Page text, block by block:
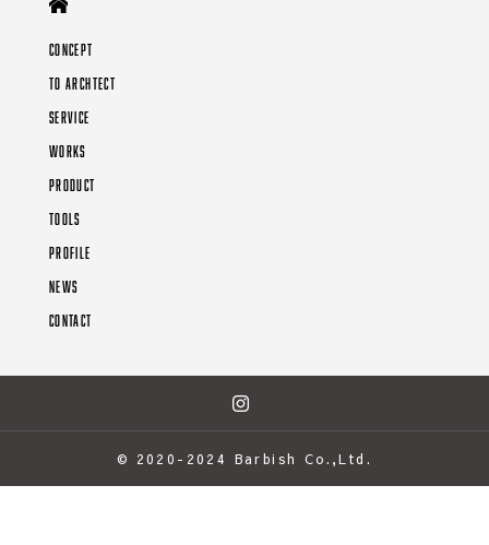
CONCEPT
TO ARCHTECT
SERVICE
WORKS
PRODUCT
TOOLS
PROFILE
NEWS
CONTACT
© 2020-2024 Barbish Co.,Ltd.